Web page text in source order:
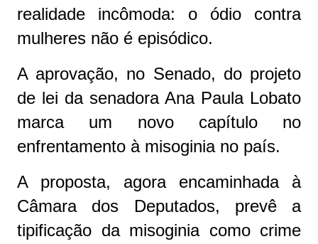
realidade incômoda: o ódio contra
mulheres não é episódico.
A aprovação, no Senado, do projeto
de lei da senadora Ana Paula Lobato
marca um novo capítulo no
enfrentamento à misoginia no país.
A proposta, agora encaminhada à
Câmara dos Deputados, prevê a
tipificação da misoginia como crime